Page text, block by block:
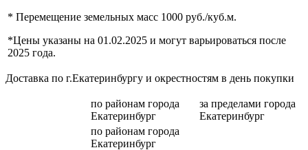
* Перемещение земельных масс 1000 руб./куб.м.
*Цены указаны на 01.02.2025 и могут варьироваться после
2025 года.
Доставка по г.Екатеринбургу и окрестностям в день покупки
по районам города
Екатеринбург
за пределами города
Екатеринбург
по районам города
Екатеринбург